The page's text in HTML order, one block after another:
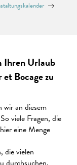
Ihren Urlaub
Bocage zu
wir an diesem
viele Fragen, die
eine Menge
die vielen